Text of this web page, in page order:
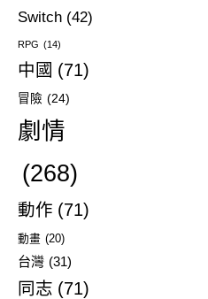
Switch (42)
RPG (14)
中國 (71)
冒險 (24)
劇情
(268)
動作 (71)
動畫 (20)
台灣 (31)
同志 (71)